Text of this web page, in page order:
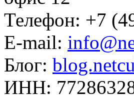
Телефон: +7
E-mail:
Блог:
ИНН: